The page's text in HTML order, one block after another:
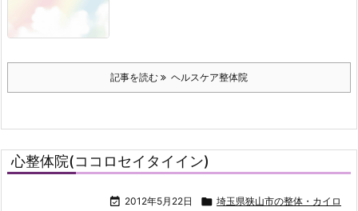
記事を読む ヘルスケア整体院
心整体院(ココロセイタイイン)
 2012年5月22日  埼玉県狭山市の整体・カイロ